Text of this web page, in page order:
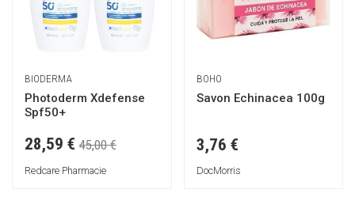
BIODERMA
Photoderm Xdefense
Spf50+
28,59 € 45,00 €
Redcare Pharmacie
BOHO
Savon Echinacea 100g
3,76 €
DocMorris